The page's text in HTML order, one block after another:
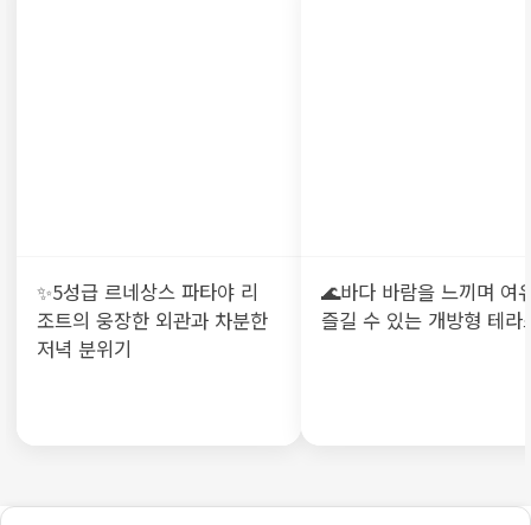
✨5성급 르네상스 파타야 리
조트의 웅장한 외관과 차분한
저녁 분위기
🌊바다 바람을 느끼며 여
즐길 수 있는 개방형 테라